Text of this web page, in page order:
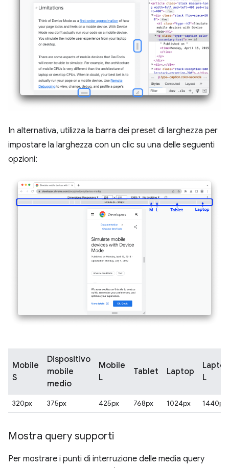
In alternativa, utilizza la barra dei preset di larghezza per
impostare la larghezza con un clic su una delle seguenti
opzioni:
Mobile
S
Dispositivo
mobile
medio
Mobile
L
Tablet Laptop
L
320px 375px 425px 768px 1024px 1440px
Mostra query supporti
Per mostrare i punti di interruzione delle media query